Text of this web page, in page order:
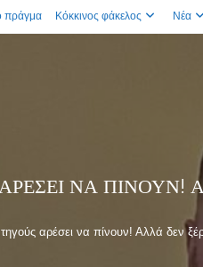
πράγμα Κόκκινος φάκελος Νέα
ΝΑ
αρέσει να πίνουν! Αλλά δεν